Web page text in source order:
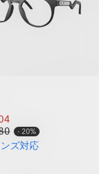
20%
ズ対応